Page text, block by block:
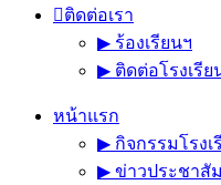
ติดต่อเรา
▶︎ ร้องเรียนฯ
▶︎ ติดต่อโรงเรีย
หน้าแรก
▶︎ กิจกรรมโรงเ
▶︎ ข่าวประชาสั